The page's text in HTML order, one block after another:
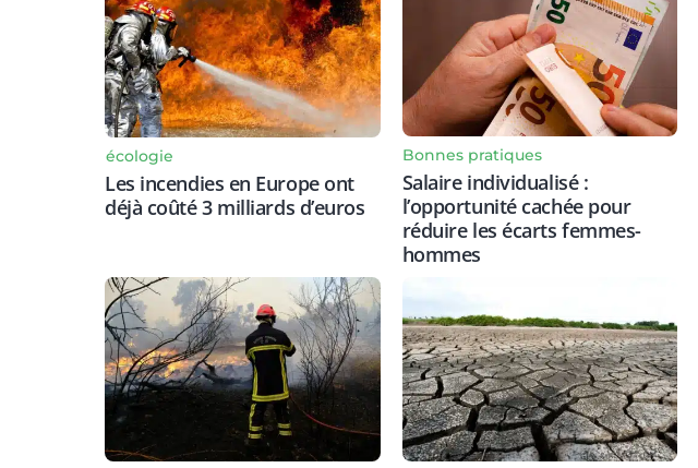
écologie
Les incendies en Europe ont
déjà coûté 3 milliards d’euros
Bonnes pratiques
Salaire individualisé :
l’opportunité cachée pour
réduire les écarts femmes-
hommes